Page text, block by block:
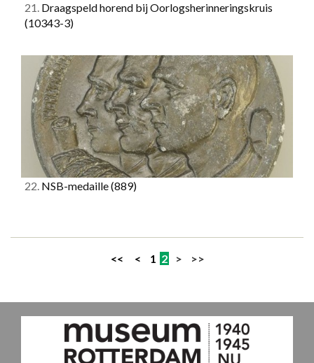
21. Draagspeld horend bij Oorlogsherinneringskruis
(10343-3)
22. NSB-medaille(889)
<< < 1 2 > >>